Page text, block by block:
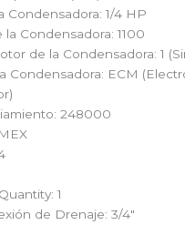
Condensadora: 1/4 HP
Condensadora: 1100
de la Condensadora: 1
Condensadora: ECM
248000
1
de Drenaje: 3/4″